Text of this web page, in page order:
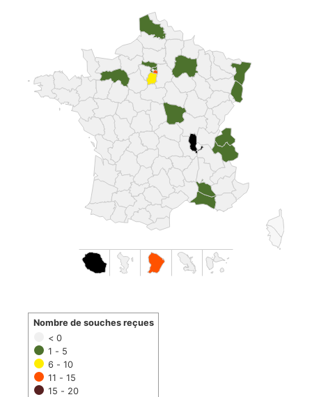
< 0
1 - 5
6 - 10
11 - 15
15 - 20
Nombre de souches reçues